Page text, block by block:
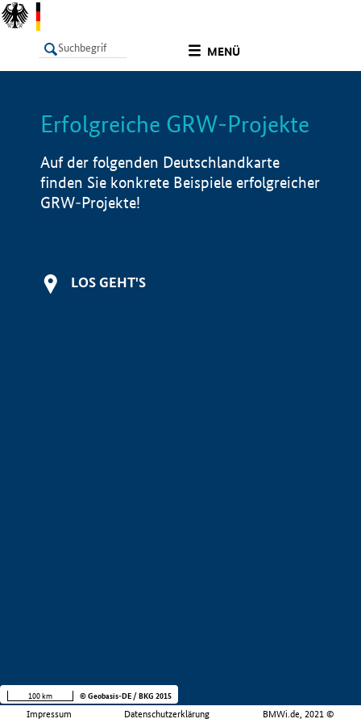
MENÜ
LISTE Info
Erfolgreiche GRW-Projekte
Auf der folgenden Deutschlandkarte
finden Sie konkrete Beispiele erfolgreicher
GRW-Projekte!
LOS GEHT'S
Impressum Datenschutzerklärung BMWi.de, 2021 ©
100 km © Geobasis-DE / BKG 2015